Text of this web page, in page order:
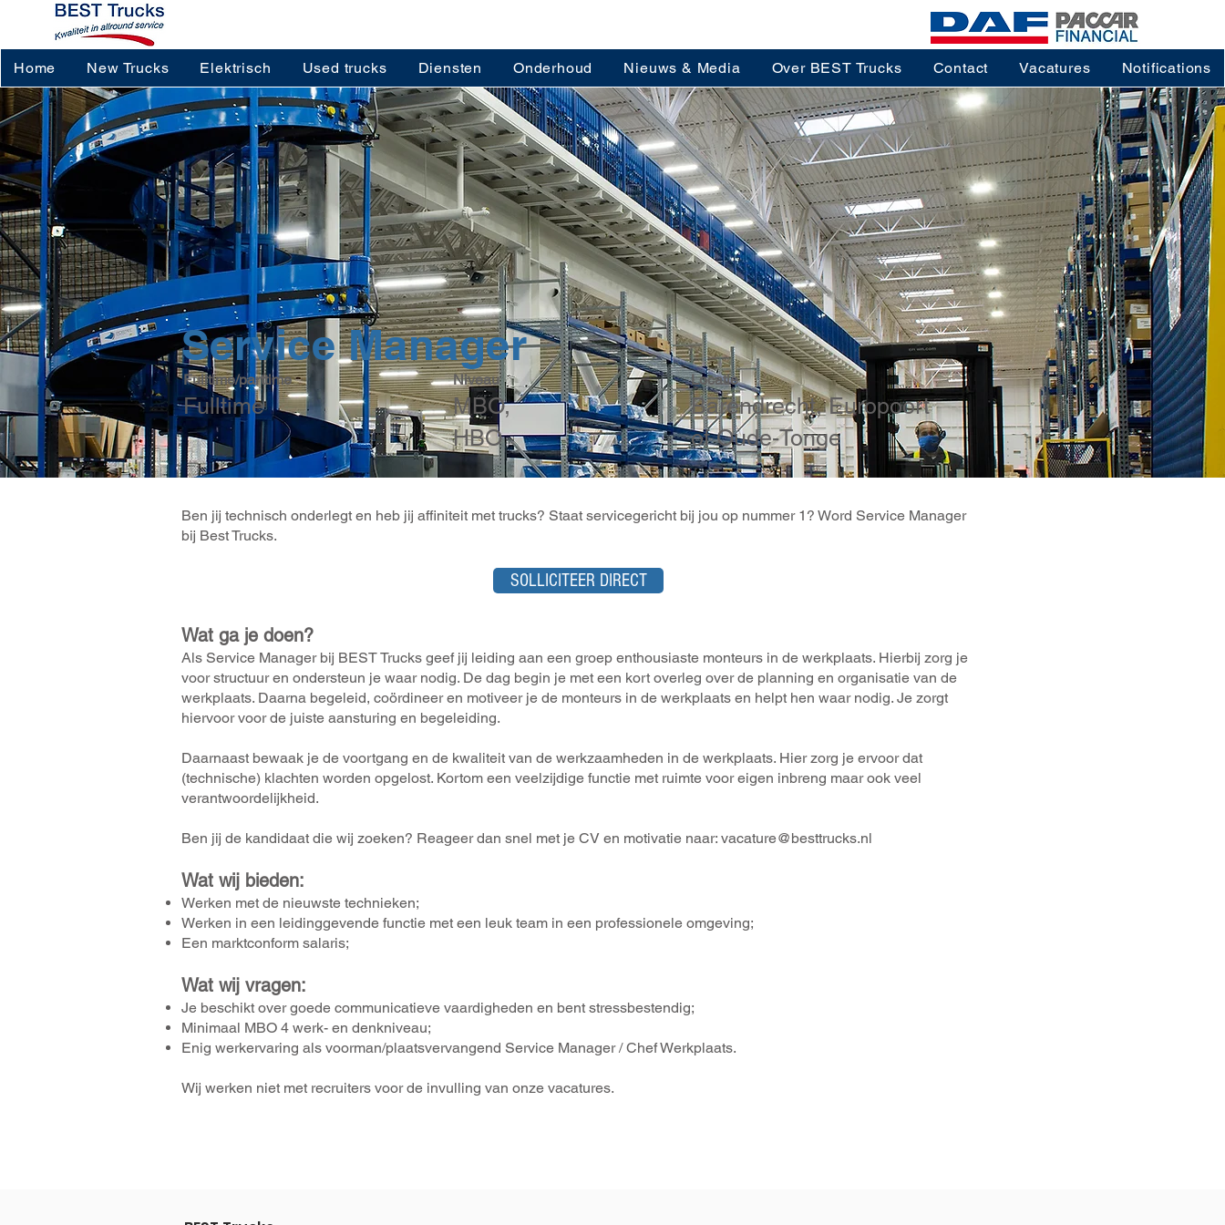
Home New Trucks Elektrisch Used trucks Diensten Onderhoud Nieuws & Media Over BEST Trucks Contact Vacatures Notifications
Service Manager
Fulltime/parttime
Fulltime
Niveau
MBO,
HBO
Locatie
Barendrecht, Europoort
of Oude-Tonge
Ben jij technisch onderlegt en heb jij affiniteit met trucks? Staat servicegericht bij jou op nummer 1? Word Service Manager
bij Best Trucks.
Wat ga je doen?
Als Service Manager bij BEST Trucks geef jij leiding aan een groep enthousiaste monteurs in de werkplaats. Hierbij zorg je
voor structuur en ondersteun je waar nodig. De dag begin je met een kort overleg over de planning en organisatie van de
werkplaats. Daarna begeleid, coördineer en motiveer je de monteurs in de werkplaats en helpt hen waar nodig. Je zorgt
hiervoor voor de juiste aansturing en begeleiding.
Daarnaast bewaak je de voortgang en de kwaliteit van de werkzaamheden in de werkplaats. Hier zorg je ervoor dat
(technische) klachten worden opgelost. Kortom een veelzijdige functie met ruimte voor eigen inbreng maar ook veel
verantwoordelijkheid.
Ben jij de kandidaat die wij zoeken? Reageer dan snel met je CV en motivatie naar: vacature@besttrucks.nl
Wat wij bieden:
Werken met de nieuwste technieken;
Werken in een leidinggevende functie met een leuk team in een professionele omgeving;
Een marktconform salaris;
Wat wij vragen:
Je beschikt over goede communicatieve vaardigheden en bent stressbestendig;
Minimaal MBO 4 werk- en denkniveau;
Enig werkervaring als voorman/plaatsvervangend Service Manager / Chef Werkplaats.
Wij werken niet met recruiters voor de invulling van onze vacatures.
SOLLICITEER DIRECT